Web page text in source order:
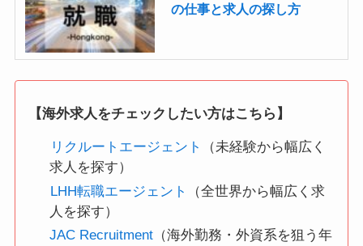
の仕事と求人の探し方
【海外求人をチェックしたい方はこちら】
リクルートエージェント
（未経験から幅広く
求人を探す）
LHH転職エージェント
（全世界から幅広く求
人を探す）
JAC Recruitment （海外勤務・外資系を狙う年